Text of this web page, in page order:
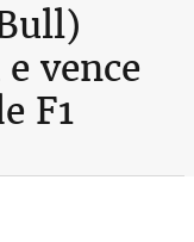
vence
F1